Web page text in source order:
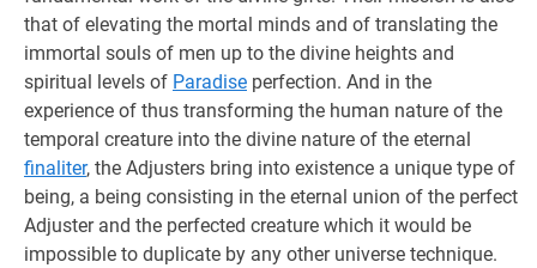
that of elevating the mortal minds and of translating the
immortal souls of men up to the divine heights and
spiritual levels of Paradise perfection. And in the
experience of thus transforming the human nature of the
temporal creature into the divine nature of the eternal
finaliter, the Adjusters bring into existence a unique type of
being, a being consisting in the eternal union of the perfect
Adjuster and the perfected creature which it would be
impossible to duplicate by any other universe technique.